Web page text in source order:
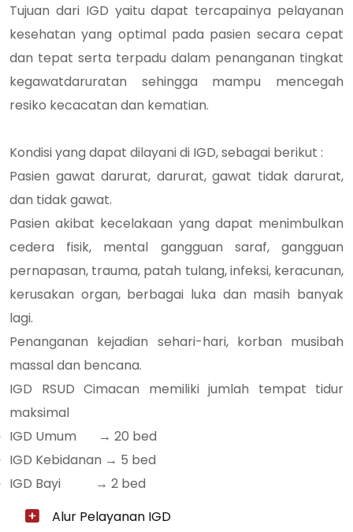
Tujuan dari IGD yaitu dapat tercapainya pelayanan
kesehatan yang optimal pada pasien secara cepat
dan tepat serta terpadu dalam penanganan tingkat
kegawatdaruratan sehingga mampu mencegah
resiko kecacatan dan kematian.
Kondisi yang dapat dilayani di IGD, sebagai berikut :
Pasien gawat darurat, darurat, gawat tidak darurat,
dan tidak gawat.
Pasien akibat kecelakaan yang dapat menimbulkan
cedera fisik, mental gangguan saraf, gangguan
pernapasan, trauma, patah tulang, infeksi, keracunan,
kerusakan organ, berbagai luka dan masih banyak
lagi.
Penanganan kejadian sehari-hari, korban musibah
massal dan bencana.
IGD RSUD Cimacan memiliki jumlah tempat tidur
maksimal
IGD Umum → 20 bed
IGD Kebidanan → 5 bed
IGD Bayi → 2 bed
Alur Pelayanan IGD